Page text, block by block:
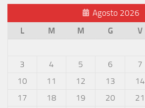
Agosto 2026
L
M M G V
3
4 5 6 7
10
11 12 13 14
17
18 19 20 21